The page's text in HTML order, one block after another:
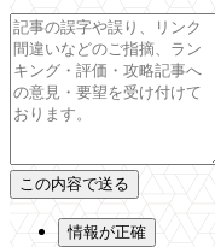
情報が正確